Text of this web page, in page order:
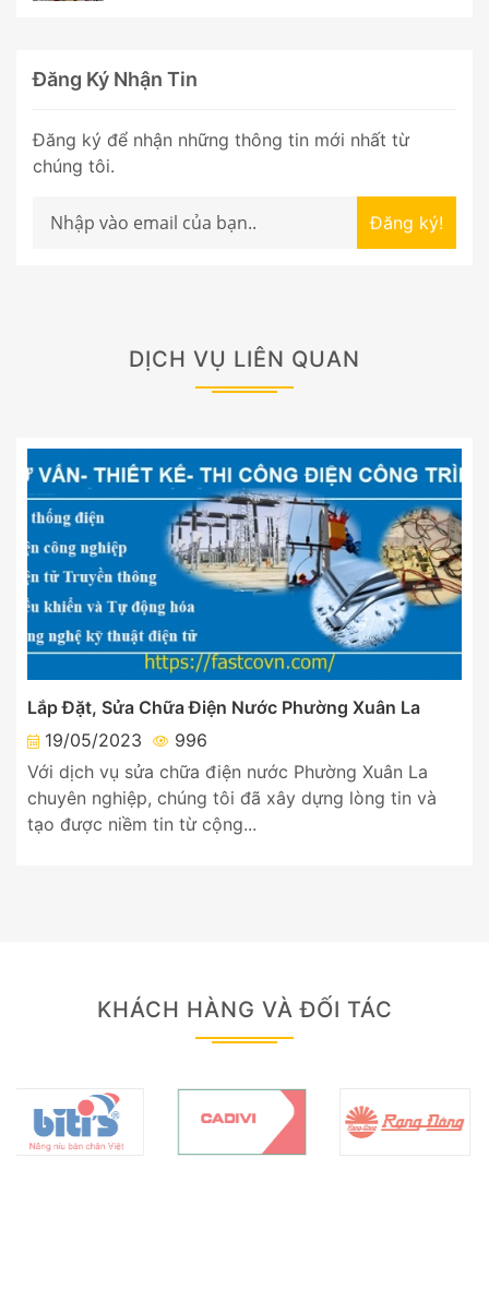
Đăng Ký Nhận Tin
Đăng ký để nhận những thông tin mới nhất từ
chúng tôi.
Đăng ký!
DỊCH VỤ LIÊN QUAN
Lắp Đặt, Sửa Chữa Điện Nước Phường Xuân La
19/05/2023
996
Với dịch vụ sửa chữa điện nước Phường Xuân La
chuyên nghiệp, chúng tôi đã xây dựng lòng tin và
tạo được niềm tin từ cộng...
KHÁCH HÀNG VÀ ĐỐI TÁC